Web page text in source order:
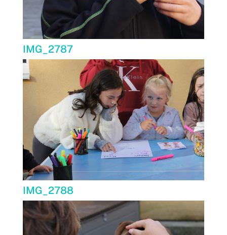
IMG_2787
IMG_2788